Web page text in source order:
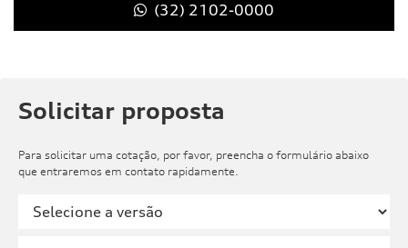
Solicitar proposta
Para solicitar uma cotação, por favor, preencha o formulário abaixo
que entraremos em contato rapidamente.
(32) 2102-0000